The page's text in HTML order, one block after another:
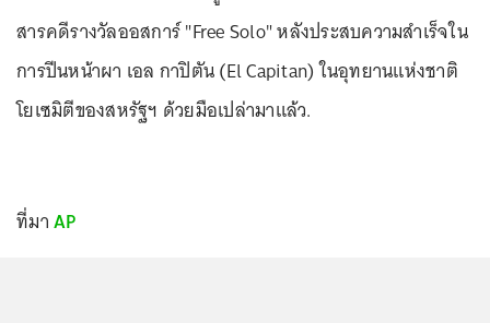
สารคดีรางวัลออสการ์ "Free Solo" หลังประสบความสำเร็จใน
การปีนหน้าผา เอล กาปิตัน (El Capitan) ในอุทยานแห่งชาติ
โยเซมิตีของสหรัฐฯ ด้วยมือเปล่ามาแล้ว.
ที่มาAP